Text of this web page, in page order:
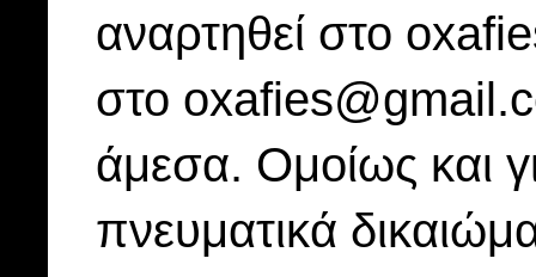
αναρτηθεί στο
στο
άμεσα. Ομοίως και
πνευματικά